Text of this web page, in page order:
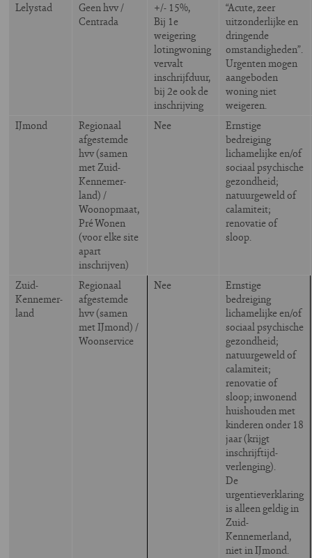
Lelystad
Geen hvv /
Centrada
+/- 15%,
Bij 1e
weigering
lotingwoning
vervalt
inschrijfduur,
bij 2e ook de
inschrijving
“Acute, zeer
uitzonderlijke en
dringende
omstandigheden”.
Urgenten mogen
aangeboden
woning niet
weigeren.
IJmond
Regionaal
afgestemde
hvv (samen
met Zuid-
Kennemer-
land) /
Woonopmaat,
Pré Wonen
(voor elke site
apart
inschrijven)
Nee
Ernstige
bedreiging
lichamelijke en/of
sociaal psychische
gezondheid;
natuurgeweld of
calamiteit;
renovatie of
sloop.
Zuid-
Kennemer-
land
Regionaal
afgestemde
hvv (samen
met IJmond) /
Woonservice
Nee
Ernstige
bedreiging
lichamelijke en/of
sociaal psychische
gezondheid;
natuurgeweld of
calamiteit;
renovatie of
sloop; inwonend
huishouden met
kinderen onder 18
jaar (krijgt
inschrijftijd-
verlenging).
De
urgentieverklaring
is alleen geldig in
Zuid-
Kennemerland,
niet in IJmond.